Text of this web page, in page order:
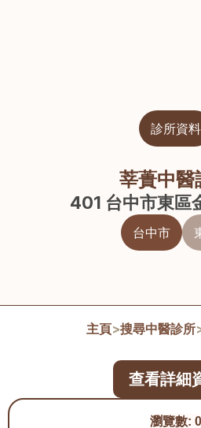
診所資料
莘蕢中醫
401 台中市東區
台中市
主頁>搜尋中醫診所
瀏覽數: 0
查看詳細